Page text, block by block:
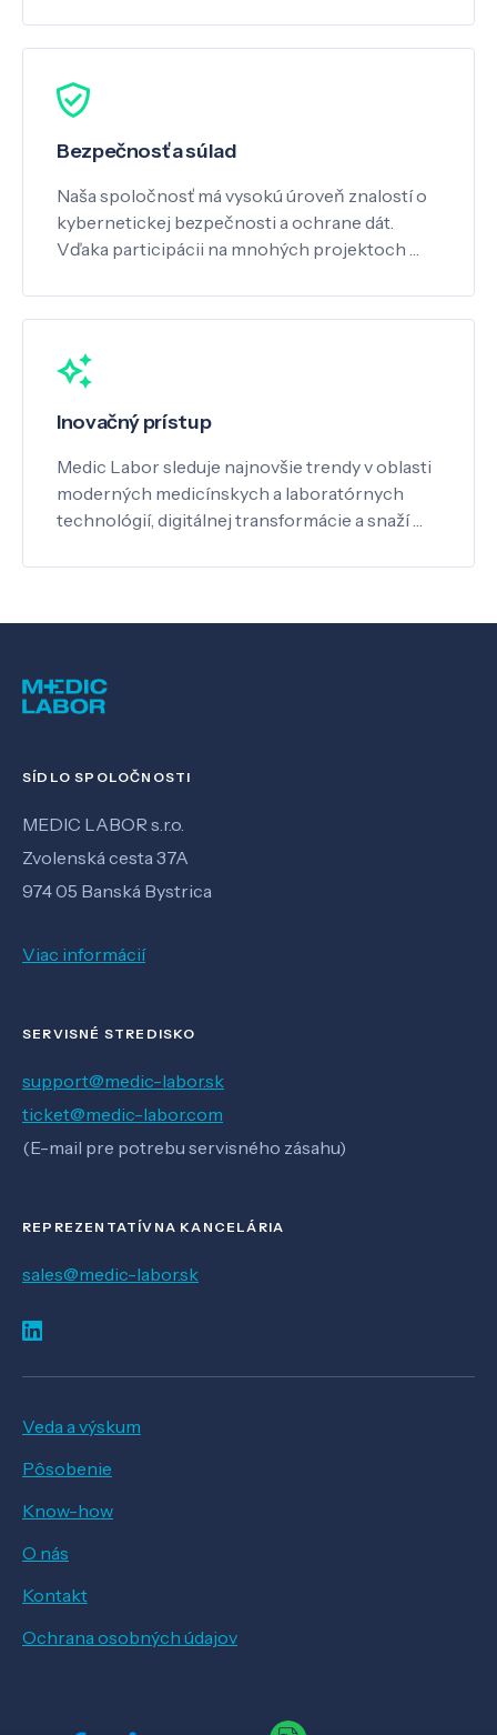
Bezpečnosť a súlad
Naša spoločnosť má vysokú úroveň znalostí o
kybernetickej bezpečnosti a ochrane dát.
Vďaka participácii na mnohých projektoch …
Inovačný prístup
Medic Labor sleduje najnovšie trendy v oblasti
moderných medicínskych a laboratórnych
technológií, digitálnej transformácie a snaží …
SÍDLO SPOLOČNOSTI
MEDIC LABOR s.r.o.
Zvolenská cesta 37A
974 05 Banská Bystrica
Viac informácií
SERVISNÉ STREDISKO
support@medic-labor.sk
ticket@medic-labor.com
(E-mail pre potrebu servisného zásahu)
REPREZENTATÍVNA KANCELÁRIA
sales@medic-labor.sk
Veda a výskum
Pôsobenie
Know-how
O nás
Kontakt
Ochrana osobných údajov